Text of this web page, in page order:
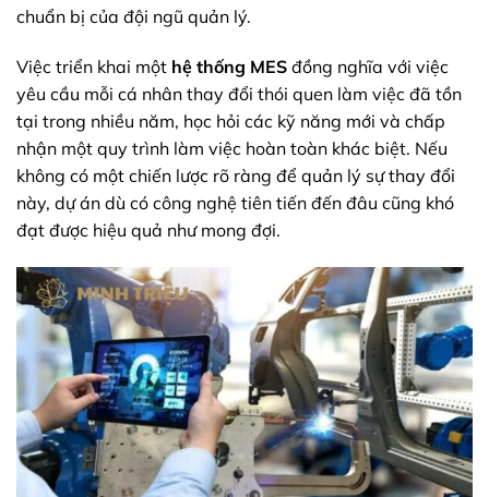
chuẩn bị của đội ngũ quản lý.
Việc triển khai một hệ thống MES đồng nghĩa với việc
yêu cầu mỗi cá nhân thay đổi thói quen làm việc đã tồn
tại trong nhiều năm, học hỏi các kỹ năng mới và chấp
nhận một quy trình làm việc hoàn toàn khác biệt. Nếu
không có một chiến lược rõ ràng để quản lý sự thay đổi
này, dự án dù có công nghệ tiên tiến đến đâu cũng khó
đạt được hiệu quả như mong đợi.